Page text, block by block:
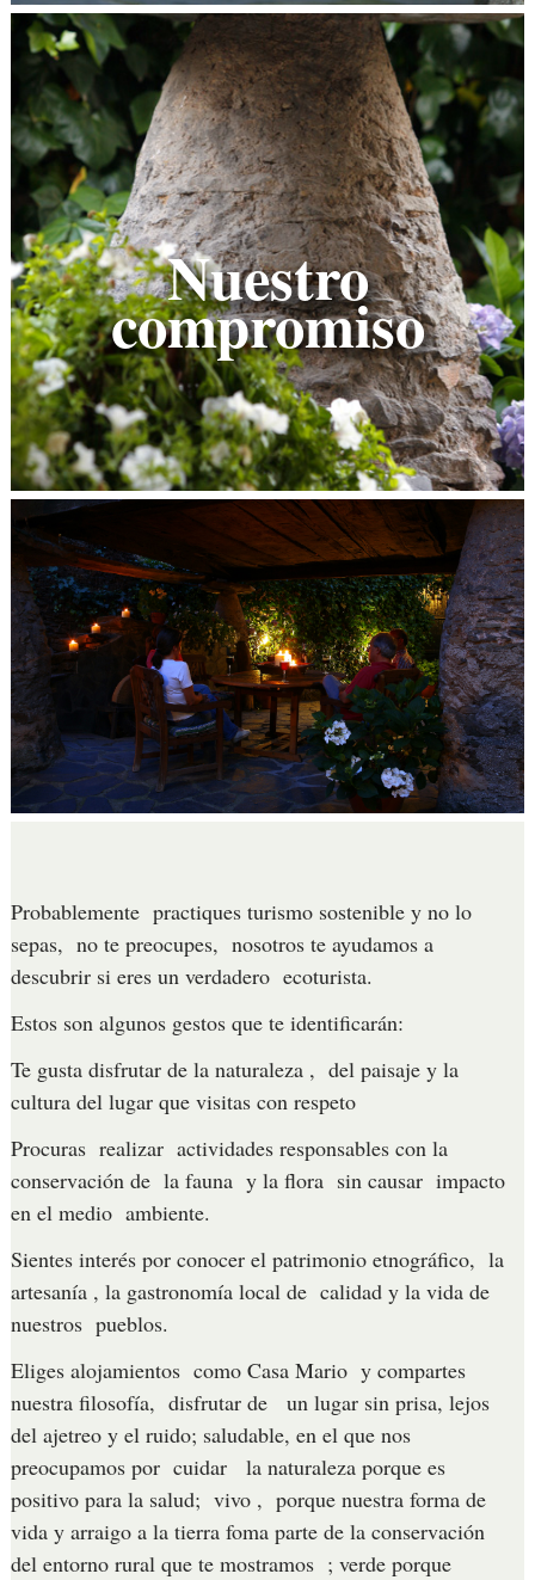
Nuestro
compromiso
Probablemente practiques turismo sostenible y no lo
sepas, no te preocupes, nosotros te ayudamos a
descubrir si eres un verdadero ecoturista.
Estos son algunos gestos que te identificarán:
Te gusta disfrutar de la naturaleza , del paisaje y la
cultura del lugar que visitas con respeto
Procuras realizar actividades responsables con la
conservación de la fauna y la flora sin causar impacto
en el medio ambiente.
Sientes interés por conocer el patrimonio etnográfico, la
artesanía , la gastronomía local de calidad y la vida de
nuestros pueblos.
Eliges alojamientos como Casa Mario y compartes
nuestra filosofía, disfrutar de un lugar sin prisa, lejos
del ajetreo y el ruido; saludable, en el que nos
preocupamos por cuidar la naturaleza porque es
positivo para la salud; vivo , porque nuestra forma de
vida y arraigo a la tierra foma parte de la conservación
del entorno rural que te mostramos ; verde porque